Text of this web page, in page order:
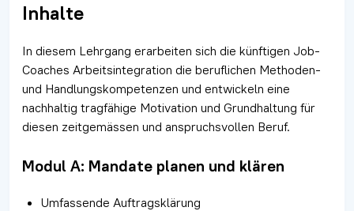
Inhalte
In diesem Lehrgang erarbeiten sich die künftigen Job-
Coaches Arbeitsintegration die beruflichen Methoden-
und Handlungskompetenzen und entwickeln eine
nachhaltig tragfähige Motivation und Grundhaltung für
diesen zeitgemässen und anspruchsvollen Beruf.
Modul A: Mandate planen und klären
Umfassende Auftragsklärung